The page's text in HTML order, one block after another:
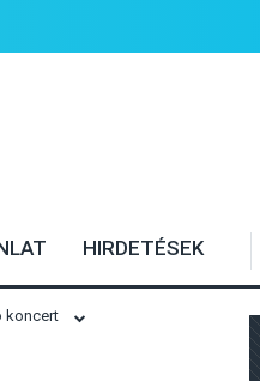
HIRDETÉSEK
koncert